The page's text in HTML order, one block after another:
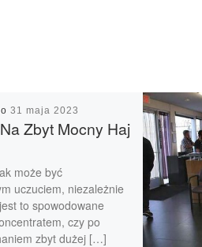
31 maja 2023
Zbyt Mocny Haj
może być
uczuciem, niezależnie
to spowodowane
czy po
zbyt dużej […]